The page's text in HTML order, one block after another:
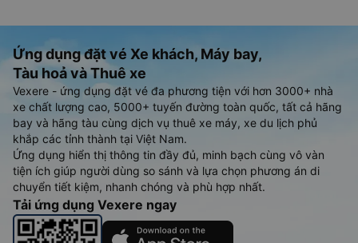
Ứng dụng đặt vé Xe khách, Máy bay,
Tàu hoả và Thuê xe
Vexere - ứng dụng đặt vé đa phương tiện với hơn 3000+ nhà
xe chất lượng cao, 5000+ tuyến đường toàn quốc, tất cả hãng
bay và hãng tàu cùng dịch vụ thuê xe máy, xe du lịch phủ
khắp các tỉnh thành tại Việt Nam.
Ứng dụng hiển thị thông tin đầy đủ, minh bạch cùng vô vàn
tiện ích giúp người dùng so sánh và lựa chọn phương án di
chuyển tiết kiệm, nhanh chóng và phù hợp nhất.
Tải ứng dụng Vexere ngay